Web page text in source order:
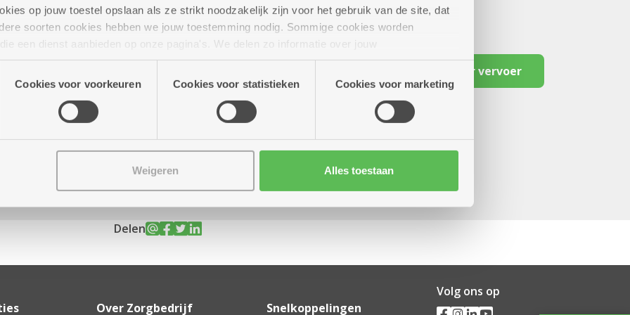
op jouw toestel opslaan als ze strikt noodzakelijk zijn voor het gebruik van de site, dat
soorten cookies hebben we jouw toestemming nodig. Sommige cookies worden
een dienst aanbieden op onze pagina's. We delen zo informatie over jouw
onze site voor social media, advertenties en analyse. Deze partners kunnen deze gegevens
die je aan hen verstrekte.
Cookies voor voorkeuren Cookies voor statistieken Cookies voor marketing
Weigeren Alles toestaan
14.00 uur tot 16.30
uur
Reserveer vervoer
Delen
Over Zorgbedrijf Snelkoppelingen
Volg ons op